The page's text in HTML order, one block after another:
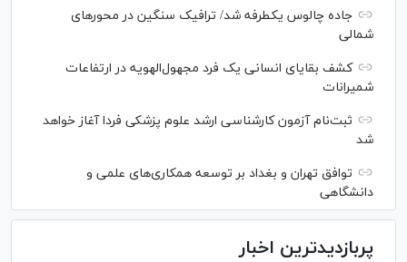
جاده چالوس یکطرفه شد/ ترافیک سنگین در محورهای
شمالی
کشف بقایای انسانی یک فرد مجهول‌الهویه در ارتفاعات
شمیرانات
ثبت‌نام آزمون کارشناسی ارشد علوم پزشکی فردا آغاز خواهد
شد
توافق تهران و بغداد بر توسعه همکاری‌های علمی و
دانشگاهی
پربازدیدترین اخبار